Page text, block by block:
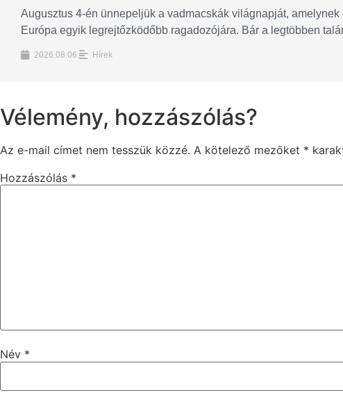
Augusztus 4-én ünnepeljük a vadmacskák világnapját,
Európa egyik legrejtőzködőbb ragadozójára. Bár a legtöbben
2026.08.06. Hírek
Vélemény, hozzászólás?
Az e-mail címet nem tesszük közzé. A kötelező mezőket *
Hozzászólás *
Név *